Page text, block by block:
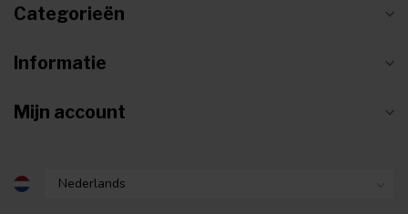
Categorieën
Informatie
Mijn account